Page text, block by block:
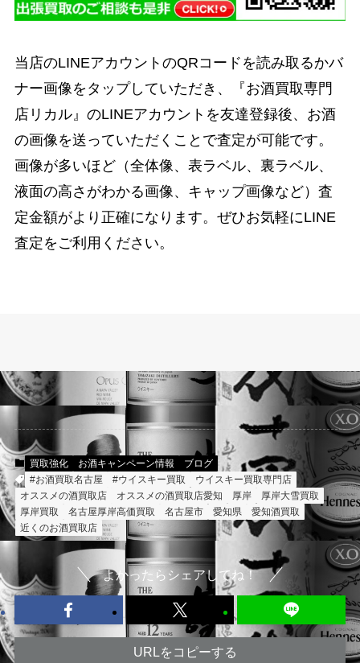
当店のLINEアカウントのQRコードを読み取るかバ
ナー画像をタップしていただき、『お酒買取専門
店リカル』のLINEアカウントを友達登録後、お酒
の画像を送っていただくことで査定が可能です。
画像が多いほど（全体像、表ラベル、裏ラベル、
液面の高さがわかる画像、キャップ画像など）査
定金額がより正確になります。ぜひお気軽にLINE
査定をご利用ください。
買取強化 お酒キャンペーン情報
ブログ
#お酒買取名古屋
#ウイスキー買取
ウイスキー買取専門店
オススメの酒買取店
オススメの酒買取店愛知 厚岸
厚岸大雪買取
厚岸買取
名古屋厚岸高価買取 名古屋市 愛知県
愛知酒買取
近くのお酒買取店
よかったらシェアしてね！
URLをコピーする